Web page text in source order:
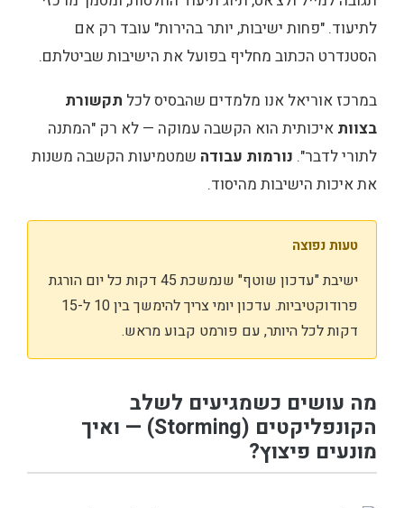
לתיעוד. "פחות ישיבות, יותר בהירות" עובד רק אם
הסטנדרט הכתוב מחליף בפועל את הישיבות שביטלתם.
במרכז אוריאל אנו מלמדים שהבסיס לכל תקשורת
בצוות איכותית הוא הקשבה עמוקה — לא רק "המתנה
לתורי לדבר". נורמות עבודה שמטמיעות הקשבה משנות
את איכות הישיבות מהיסוד.
טעות נפוצה
ישיבת "עדכון שוטף" שנמשכת 45 דקות כל יום הורגת
פרודוקטיביות. עדכון יומי צריך להימשך בין 10 ל-15
דקות לכל היותר, עם פורמט קבוע מראש.
מה עושים כשמגיעים לשלב
הקונפליקטים (Storming) — ואיך
מונעים פיצוץ?